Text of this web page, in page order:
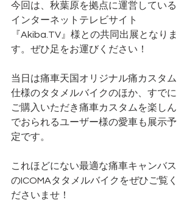
今回は、秋葉原を拠点に運営している
インターネットテレビサイト
『Akiba.TV』様との共同出展となりま
す。ぜひ足をお運びください！
当日は痛車天国オリジナル痛カスタム
仕様のタタメルバイクのほか、すでに
ご購入いただき痛車カスタムを楽しん
でおられるユーザー様の愛車も展示予
定です。
これほどにない最適な痛車キャンバス
のICOMAタタメルバイクをぜひご覧く
ださいませ！